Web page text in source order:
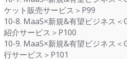
ケット販売サービス＞P99
10-8. MaaS×新規&有望ビジネス
紹介サービス＞P100
10-9. MaaS×新規&有望ビジネス
行サービス＞P101